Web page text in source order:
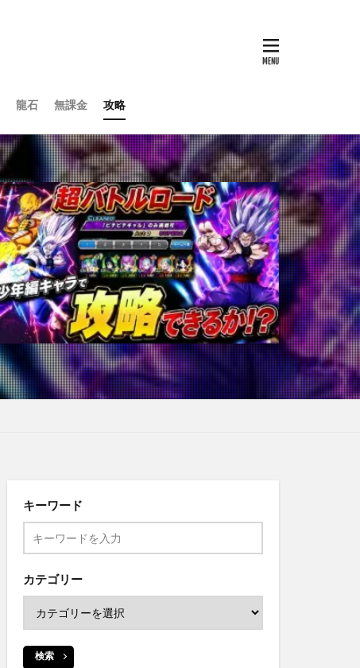
龍石 無課金 攻略
キーワード
カテゴリー
検索